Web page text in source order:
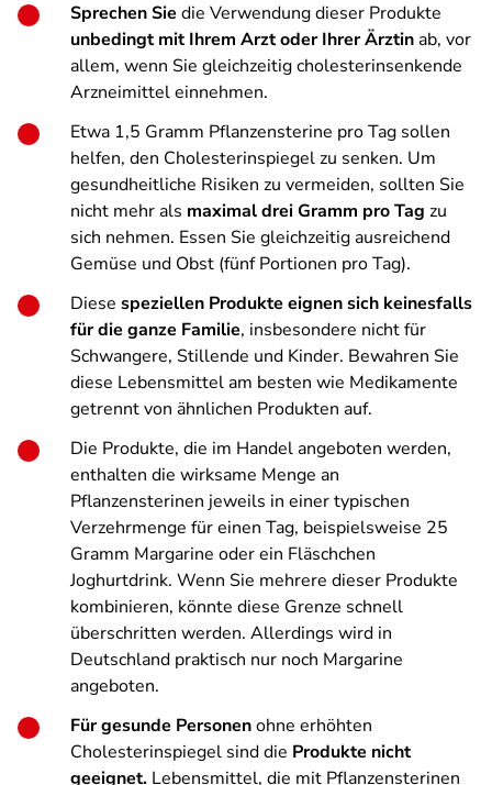
Sprechen Sie die Verwendung dieser Produkte
unbedingt mit Ihrem Arzt oder Ihrer Ärztinab, vor
allem, wenn Sie gleichzeitig cholesterinsenkende
Arzneimittel einnehmen.
Etwa 1,5 Gramm Pflanzensterine pro Tag sollen
helfen, den Cholesterinspiegel zu senken. Um
gesundheitliche Risiken zu vermeiden, sollten Sie
nicht mehr als maximal drei Gramm pro Tag zu
sich nehmen. Essen Sie gleichzeitig ausreichend
Gemüse und Obst (fünf Portionen pro Tag).
Diese speziellen Produkte eignen sich keinesfalls
für die ganze Familie, insbesondere nicht für
Schwangere, Stillende und Kinder. Bewahren Sie
diese Lebensmittel am besten wie Medikamente
getrennt von ähnlichen Produkten auf.
Die Produkte, die im Handel angeboten werden,
enthalten die wirksame Menge an
Pflanzensterinen jeweils in einer typischen
Verzehrmenge für einen Tag, beispielsweise 25
Gramm Margarine oder ein Fläschchen
Joghurtdrink. Wenn Sie mehrere dieser Produkte
kombinieren, könnte diese Grenze schnell
überschritten werden. Allerdings wird in
Deutschland praktisch nur noch Margarine
angeboten.
Für gesunde Personenohne erhöhten
Cholesterinspiegel sind die Produkte nicht
geeignet. Lebensmittel, die mit Pflanzensterinen